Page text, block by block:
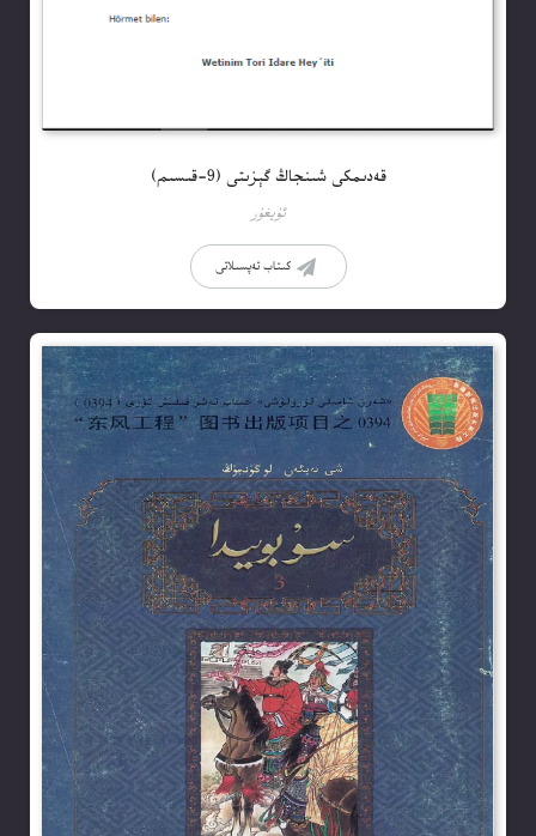
قەدىمكى شىنجاڭ گېزىتى (9-قىسىم)
ئۇيغۇر
كىتاب تەپسىلاتى